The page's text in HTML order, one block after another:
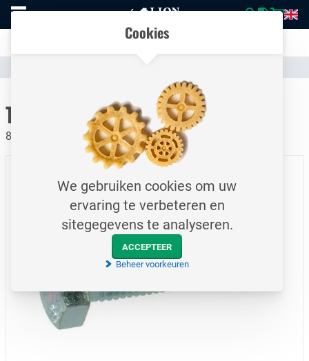
Naar
homepage
Transparante communicatie over kosten en verzendstatus
Tapbout / DIN933 / M8x50
8.8 / Elektrolytisch verzinkt
Cookies
We gebruiken cookies om uw
ervaring te verbeteren en
sitegegevens te analyseren.
ACCEPTEER
Beheer voorkeuren